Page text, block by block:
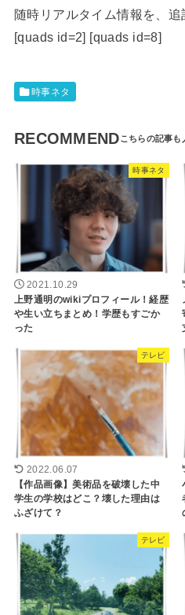
随時リアルタイム情報を、追
[quads id=2] [quads id=8]
時事ネタ
RECOMMEND
時事ネタ
2021.10.29
上野通明のwikiプロフィール！経歴
や生い立ちまとめ！学歴もすごか
った
テレビ
2022.06.07
【作品画像】美術品を破壊した中
学生の学校はどこ？壊した理由は
ふざけて？
テレビ